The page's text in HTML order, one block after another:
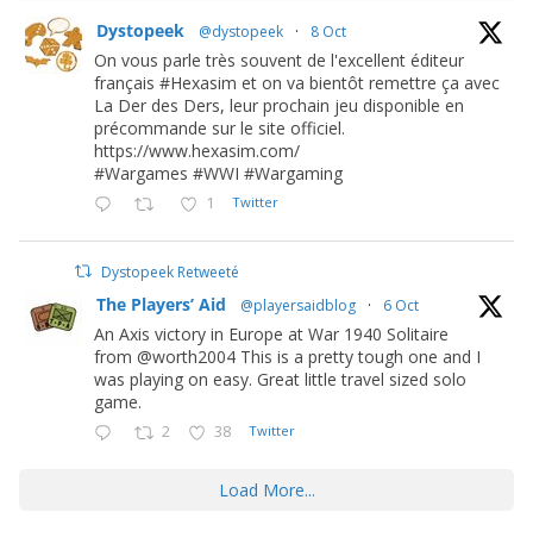
Dystopeek @dystopeek · 8 Oct
On vous parle très souvent de l'excellent éditeur
français #Hexasim et on va bientôt remettre ça avec
La Der des Ders, leur prochain jeu disponible en
précommande sur le site officiel.
https://www.hexasim.com/
#Wargames #WWI #Wargaming
1 Twitter
Dystopeek Retweeté
The Players’ Aid @playersaidblog · 6 Oct
An Axis victory in Europe at War 1940 Solitaire
from @worth2004 This is a pretty tough one and I
was playing on easy. Great little travel sized solo
game.
2 38 Twitter
Load More...